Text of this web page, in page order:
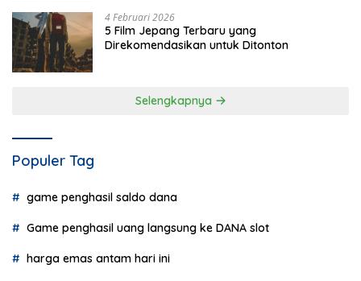
4 Februari 2026
5 Film Jepang Terbaru yang
Direkomendasikan untuk Ditonton
Selengkapnya
Populer Tag
game penghasil saldo dana
Game penghasil uang langsung ke DANA slot
harga emas antam hari ini